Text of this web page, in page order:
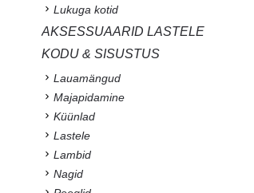
Lukuga kotid
AKSESSUAARID LASTELE
KODU & SISUSTUS
Lauamängud
Majapidamine
Küünlad
Lastele
Lambid
Nagid